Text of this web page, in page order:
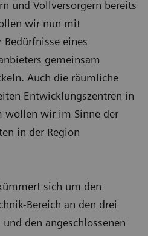
und Vollversorgern bereits
wir nun mit
eines
gemeinsam
Auch die räumliche
Entwicklungszentren in
wollen wir im Sinne der
in der Region
sich um den
Bereich an den drei
den angeschlossenen